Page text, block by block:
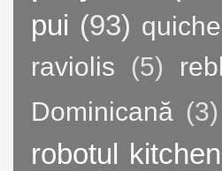
pui (93) quiche
raviolis
(5)
Dominicană (3)
robotul